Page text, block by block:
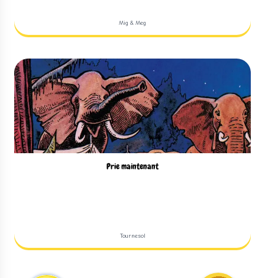
Mig & Meg
Prie maintenant
Tournesol